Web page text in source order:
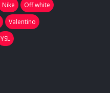
Nike
Off white
Valentino
YSL